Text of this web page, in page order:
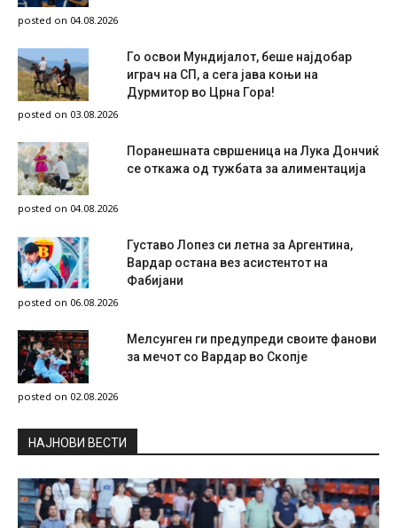
posted on 04.08.2026
Го освои Мундијалот, беше најдобар
играч на СП, а сега јава коњи на
Дурмитор во Црна Гора!
posted on 03.08.2026
Поранешната свршеница на Лука Дончиќ
се откажа од тужбата за алиментација
posted on 04.08.2026
Густаво Лопез си летна за Аргентина,
Вардар остана вез асистентот на
Фабијани
posted on 06.08.2026
Мелсунген ги предупреди своите фанови
за мечот со Вардар во Скопје
posted on 02.08.2026
НAЈНОВИ ВЕСТИ